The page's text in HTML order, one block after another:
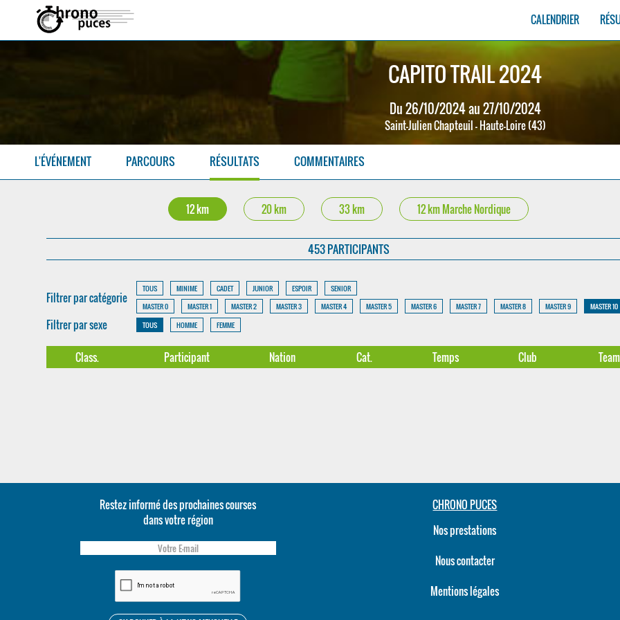
CALENDRIER
CAPITO TRAIL 2024
Du 26/10/2024 au 27/10/2024
Saint-Julien Chapteuil - Haute-Loire (43)
L'ÉVÉNEMENT PARCOURS RÉSULTATS COMMENTAIRES
12 km 20 km 33 km 12 km Marche Nordique
453 PARTICIPANTS
Filtrer par catégorie
TOUS MINIME CADET JUNIOR ESPOIR
SENIOR
MASTER 0
MASTER 1 MASTER 2 MASTER 3 MASTER 4 MASTER 5 MASTER 6 MASTER 7 MASTER 8 MASTER 9 MASTER 10
Filtrer par sexe TOUS HOMME FEMME
Class. Participant Nation Cat. Temps Club Team
Restez informé des prochaines courses
dans votre région
CHRONO PUCES
Nos prestations
Nous contacter
Mentions légales